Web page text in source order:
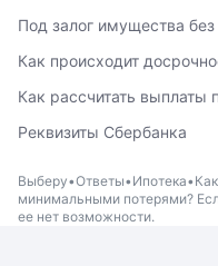
Под залог имущества
Как происходит
Как рассчитать выплаты
Реквизиты Сбербанка
Выберу Ответы Ипотека
минимальными потерями?
ее нет возможности.